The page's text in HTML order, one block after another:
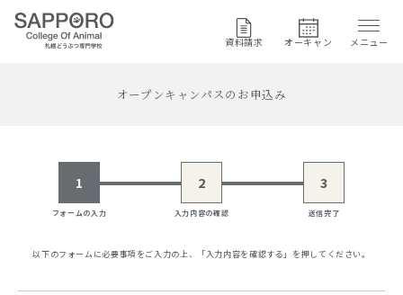
資料請求 オーキャン メニュー
オープンキャンパスのお申込み
1
フォームの入力
2
入力内容の確認
3
送信完了
以下のフォームに必要事項をご入力の上、 「入力内容を確認する」を押してください。